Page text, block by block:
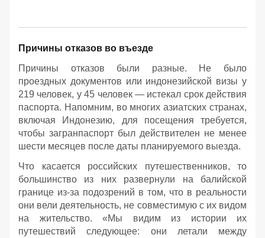
Причины отказов во въезде
Причины отказов были разные. Не было
проездных документов или индонезийской визы у
219 человек, у 45 человек — истекал срок действия
паспорта. Напомним, во многих азиатских странах,
включая Индонезию, для посещения требуется,
чтобы загранпаспорт был действителен не менее
шести месяцев после даты планируемого выезда.
Что касается российских путешественников, то
большинство из них развернули на балийской
границе из-за подозрений в том, что в реальности
они вели деятельность, не совместимую с их видом
на жительство. «Мы видим из истории их
путешествий следующее: они летали между